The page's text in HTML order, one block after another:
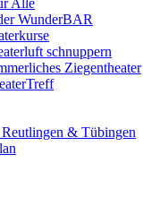
Alle
WunderBAR
schnuppern
Ziegentheater
& Tübingen